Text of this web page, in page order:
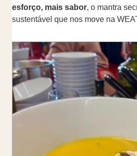
esforço, mais sabor, o mantra
sustentável que nos move na